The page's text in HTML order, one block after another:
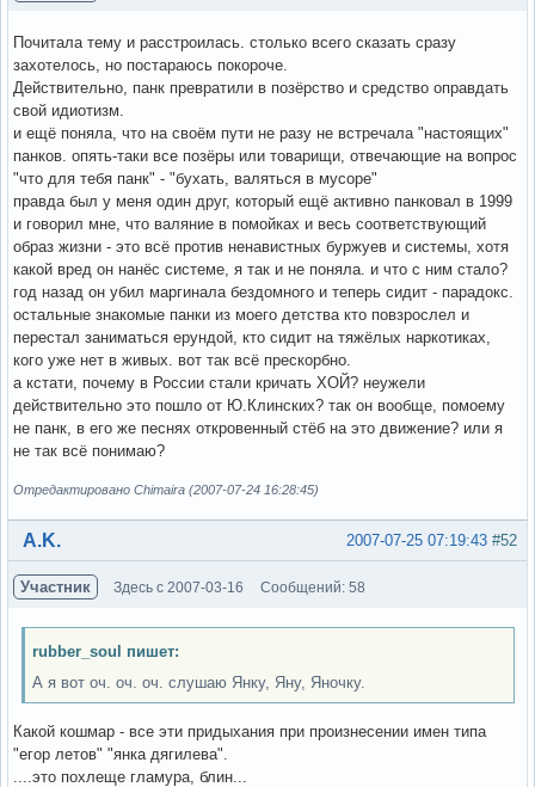
Почитала тему и расстроилась. столько всего сказать сразу
захотелось, но постараюсь покороче.
Действительно, панк превратили в позёрство и средство оправдать
свой идиотизм.
и ещё поняла, что на своём пути не разу не встречала "настоящих"
панков. опять-таки все позёры или товарищи, отвечающие на вопрос
"что для тебя панк" - "бухать, валяться в мусоре"
правда был у меня один друг, который ещё активно панковал в 1999
и говорил мне, что валяние в помойках и весь соответствующий
образ жизни - это всё против ненавистных буржуев и системы, хотя
какой вред он нанёс системе, я так и не поняла. и что с ним стало?
год назад он убил маргинала бездомного и теперь сидит - парадокс.
остальные знакомые панки из моего детства кто повзрослел и
перестал заниматься ерундой, кто сидит на тяжёлых наркотиках,
кого уже нет в живых. вот так всё прескорбно.
а кстати, почему в России стали кричать ХОЙ? неужели
действительно это пошло от Ю.Клинских? так он вообще, помоему
не панк, в его же песнях откровенный стёб на это движение? или я
не так всё понимаю?
Отредактировано Chimaira (2007-07-24 16:28:45)
Вне форума #52
2007-07-25 07:19:43
A.K.
Участник Здесь с 2007-03-16 Сообщений: 58
rubber_soul пишет:
А я вот оч. оч. оч. слушаю Янку, Яну, Яночку.
Какой кошмар - все эти придыхания при произнесении имен типа
"егор летов" "янка дягилева".
....это похлеще гламура, блин...